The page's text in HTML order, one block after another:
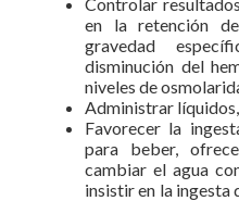
en la retención
gravedad
disminución del
niveles de
Administrar
Favorecer la
para beber,
cambiar el agua
insistir en la ingesta